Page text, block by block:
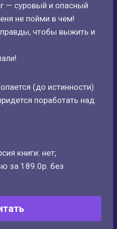
— суровый и опасный
не пойми в чем!
чтобы выжить и
(до истинности)
поработать над
книги: нет;
за 189.0р. без